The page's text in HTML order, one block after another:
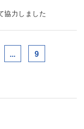
協力しました
... 9